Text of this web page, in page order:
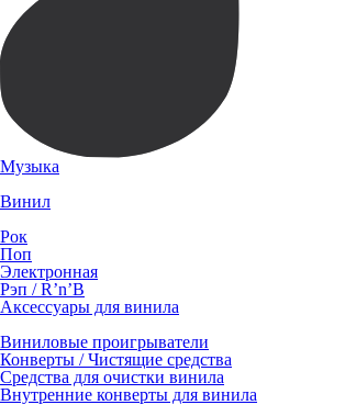
Музыка
Винил
Рок
Поп
Электронная
Рэп / R’n’B
Аксессуары для винила
Виниловые проигрыватели
Конверты / Чистящие средства
Средства для очистки винила
Внутренние конверты для винила